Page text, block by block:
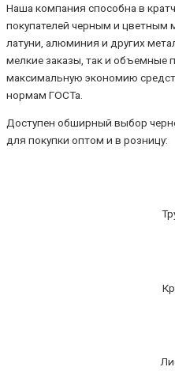
Наша компания способна в
покупателей черным и цветным
латуни, алюминия и других
мелкие заказы, так и объемные
максимальную экономию
нормам ГОСТа.
Доступен обширный выбор
для покупки оптом и в розницу: